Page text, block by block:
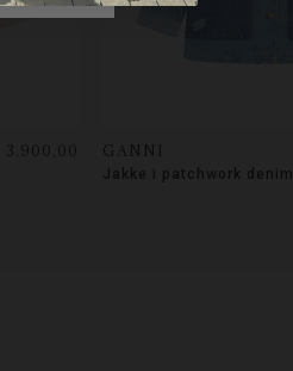
3.900,00 GANNI
Jakke i patchwork denim